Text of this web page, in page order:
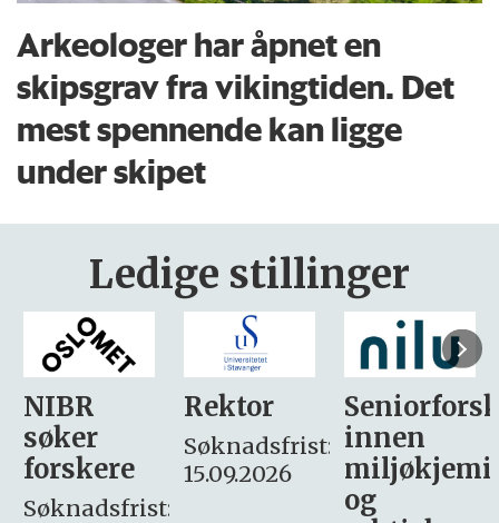
Arkeologer har åpnet en
skipsgrav fra vikingtiden. Det
mest spennende kan ligge
under skipet
Ledige stillinger
Rektor
Søknadsfrist:
15.09.2026
Seniorforsker
innen
miljøkjemi
søker
– fast